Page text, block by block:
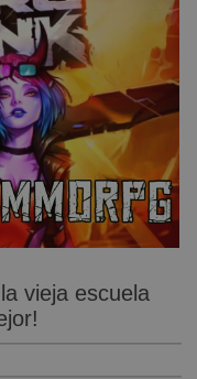
vieja escuela